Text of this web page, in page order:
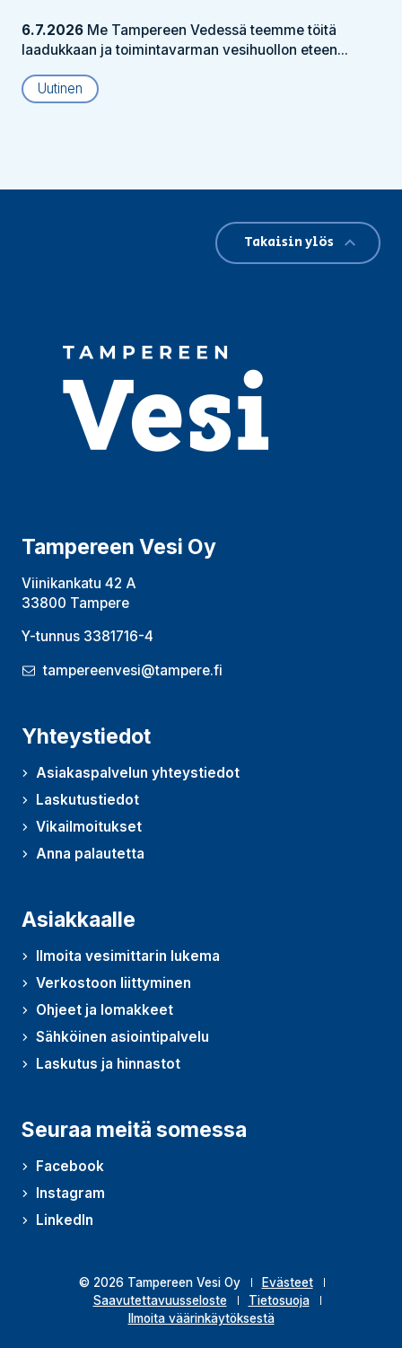
6.7.2026 Me Tampereen Vedessä teemme töitä
laadukkaan ja toimintavarman vesihuollon eteen...
Uutinen
Tampereen Vesi Oy
Viinikankatu 42 A
33800 Tampere
Y-tunnus 3381716-4
tampereenvesi@tampere.fi
Yhteystiedot
Asiakaspalvelun yhteystiedot
Laskutustiedot
Vikailmoitukset
Anna palautetta
(Avautuu uudessa ikkunassa)
Asiakkaalle
Ilmoita vesimittarin lukema
Verkostoon liittyminen
Ohjeet ja lomakkeet
Sähköinen asiointipalvelu
Laskutus ja hinnastot
Seuraa meitä somessa
Facebook
Instagram
LinkedIn
© 2026 Tampereen Vesi Oy
Evästeet
Saavutettavuusseloste
Tietosuoja
Ilmoita väärinkäytöksestä
Takaisin ylös